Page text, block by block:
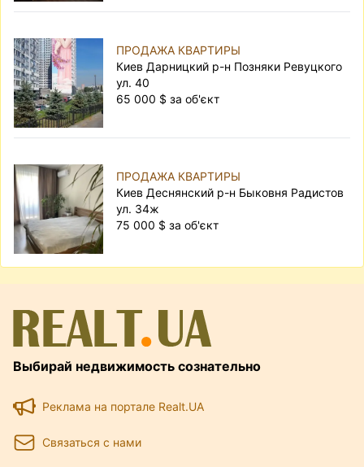
ПРОДАЖА КВАРТИРЫ
Киев Дарницкий р-н Позняки Ревуцкого
ул. 40
65 000 $ за об'єкт
ПРОДАЖА КВАРТИРЫ
Киев Деснянский р-н Быковня Радистов
ул. 34ж
75 000 $ за об'єкт
Выбирай недвижимость сознательно
Реклама на портале Realt.UA
Связаться с нами